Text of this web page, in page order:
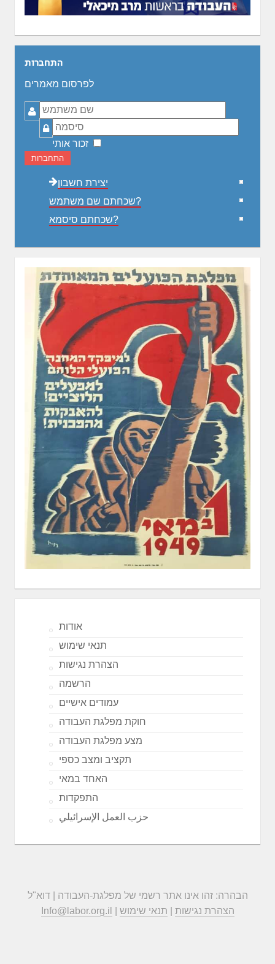
התחברות
לפרסום מאמרים
שם
משתמש
סיסמה
זכור אותי
התחברות
יצירת חשבון
שכחתם שם משתמש?
שכחתם סיסמא?
אודות
תנאי שימוש
הצהרת נגישות
הרשמה
עמודים אישיים
חוקת מפלגת העבודה
מצע מפלגת העבודה
תקציב ומצב כספי
האחד במאי
התפקדות
حزب العمل الإسرائيلي
הבהרה: זהו אינו אתר רשמי של מפלגת-העבודה | דוא"ל
Info@labor.org.il
הצהרת נגישות תנאי שימוש